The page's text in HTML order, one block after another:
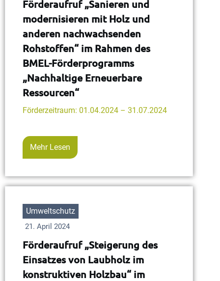
Förderaufruf „Sanieren und
modernisieren mit Holz und
anderen nachwachsenden
Rohstoffen“ im Rahmen des
BMEL-Förderprogramms
„Nachhaltige Erneuerbare
Ressourcen“
Förderzeitraum: 01.04.2024 – 31.07.2024
Mehr Lesen
Umweltschutz
21. April 2024
Förderaufruf „Steigerung des
Einsatzes von Laubholz im
konstruktiven Holzbau“ im